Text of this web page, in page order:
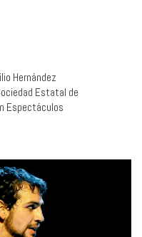
Hernández
Estatal de
Espectáculos